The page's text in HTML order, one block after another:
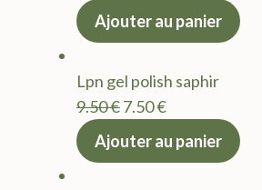
prix
9.50 €.
actuel
7.50 €.
Ajouter au panier
Lpn gel polish saphir
9.50€Le
prix
7.50€Le
actuel
Ajouter au panier